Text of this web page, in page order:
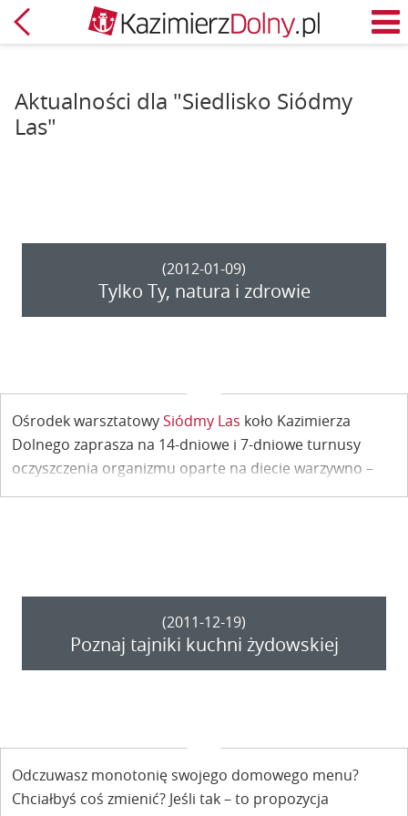
Powrót
Aktualności dla "Siedlisko Siódmy
Las"
(2012-01-09)
Tylko Ty, natura i zdrowie
Ośrodek warsztatowySiódmy Las koło Kazimierza
Dolnego zaprasza na 14-dniowe i 7-dniowe turnusy
oczyszczenia organizmu oparte na diecie warzywno –
owocowej dr med. Ewy Dąbrowskiej.
(2011-12-19)
Poznaj tajniki kuchni żydowskiej
Odczuwasz monotonię swojego domowego menu?
Chciałbyś coś zmienić? Jeśli tak – to propozycja